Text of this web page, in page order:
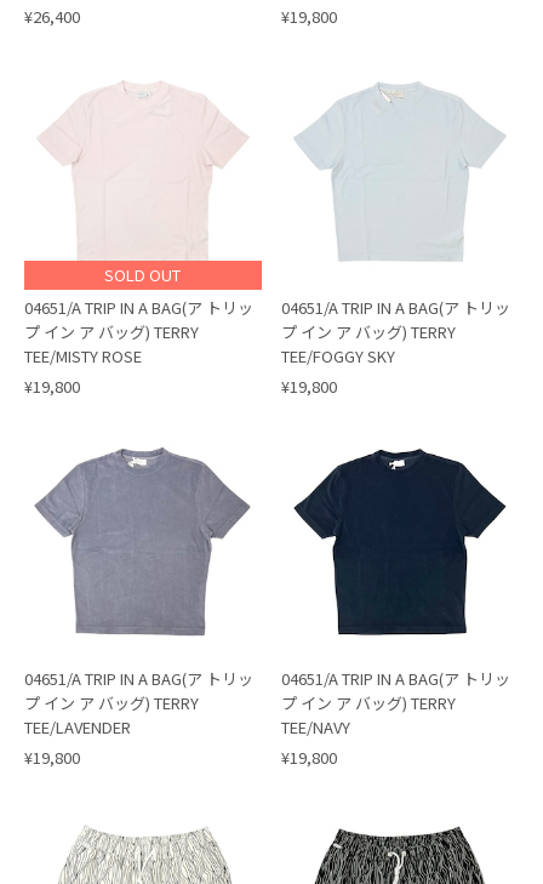
¥26,400
¥19,800
SOLD OUT
04651/A TRIP IN A BAG(ア トリッ
プ イン ア バッグ) TERRY
TEE/MISTY ROSE
¥19,800
04651/A TRIP IN A BAG(ア トリッ
プ イン ア バッグ) TERRY
TEE/FOGGY SKY
¥19,800
04651/A TRIP IN A BAG(ア トリッ
プ イン ア バッグ) TERRY
TEE/LAVENDER
¥19,800
04651/A TRIP IN A BAG(ア トリッ
プ イン ア バッグ) TERRY
TEE/NAVY
¥19,800